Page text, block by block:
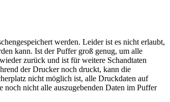
werden. Leider ist es nicht erlaubt,
kann. Ist der Puffer groß genug, um alle
zurück und ist für weitere Schandtaten
der Drucker noch druckt, kann die
nicht möglich ist, alle Druckdaten auf
nicht alle auszugebenden Daten im Puffer